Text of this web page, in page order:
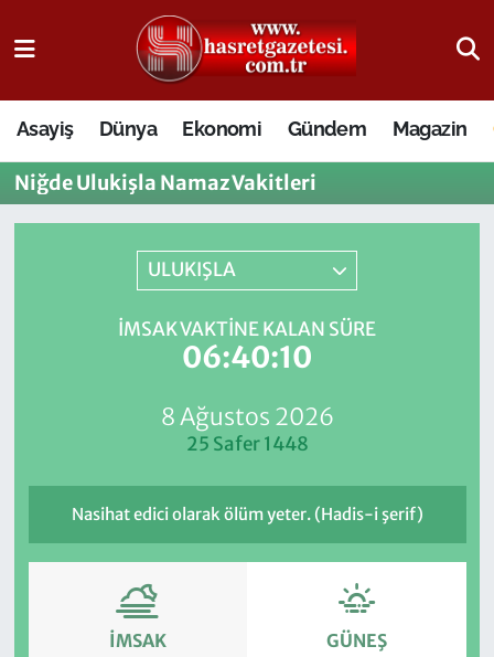
Asayiş Dünya Ekonomi Gündem Magazin
Niğde Ulukişla Namaz Vakitleri
ULUKIŞLA
İMSAK VAKTINE KALAN SÜRE
06:40:10
8 Ağustos 2026
25 Safer 1448
Nasihat edici olarak ölüm yeter. (Hadis-i şerif)
İMSAK GÜNEŞ
Osmaniye Nöbetçi Eczaneler
Osmaniye Hava Durumu
Osmaniye Trafik Yoğunluk Haritası
Süper Lig Puan Durumu ve Fikstür
Son Dakika Haberleri
Haber Arşivi